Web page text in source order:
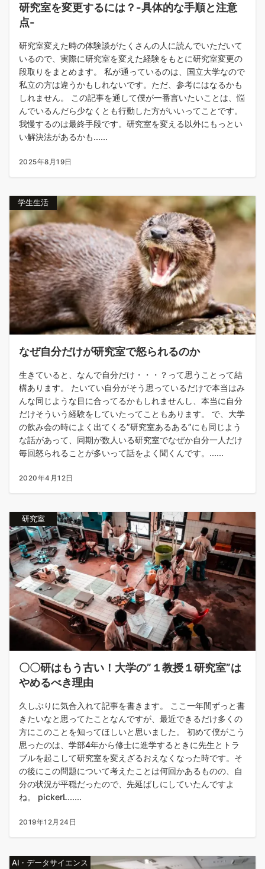
研究室を変更するには？-具体的な手順と注意
点-
研究室変えた時の体験談がたくさんの人に読んでいただいて
いるので、実際に研究室を変えた経験をもとに研究室変更の
段取りをまとめます。 私が通っているのは、国立大学なので
私立の方は違うかもしれないです。ただ、参考にはなるかも
しれません。 この記事を通して僕が一番言いたいことは、悩
んでいるんだら少なくとも行動した方がいいってことです。
我慢するのは最終手段です。研究室を変える以外にもっとい
い解決法があるかも......
2025年8月19日
学生生活
なぜ自分だけが研究室で怒られるのか
生きていると、なんで自分だけ・・・？って思うことって結
構あります。 たいてい自分がそう思っているだけで本当はみ
んな同じような目に合ってるかもしれませんし、本当に自分
だけそういう経験をしていたってこともあります。 で、大学
の飲み会の時によく出てくる”研究室あるある”にも同じよう
な話があって、同期が数人いる研究室でなぜか自分一人だけ
毎回怒られることが多いって話をよく聞くんです。......
2020年4月12日
研究室
〇〇研はもう古い！大学の”１教授１研究室”は
やめるべき理由
久しぶりに気合入れて記事を書きます。 ここ一年間ずっと書
きたいなと思ってたことなんですが、最近できるだけ多くの
方にこのことを知ってほしいと思いました。 初めて僕がこう
思ったのは、学部4年から修士に進学するときに先生とトラ
ブルを起こして研究室を変えざるおえなくなった時です。そ
の後にこの問題について考えたことは何回かあるものの、自
分の状況が平穏だったので、先延ばしにしていたんですよ
ね。 pickerL......
2019年12月24日
AI・データサイエンス